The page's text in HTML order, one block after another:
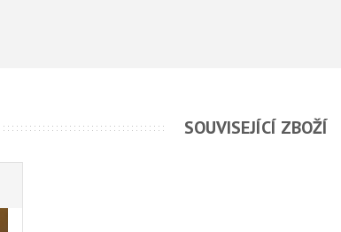
SOUVISEJÍCÍ ZBOŽÍ